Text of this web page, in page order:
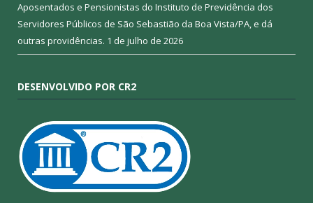
Aposentados e Pensionistas do Instituto de Previdência dos
Servidores Públicos de São Sebastião da Boa Vista/PA, e dá
outras providências. 1 de julho de 2026
DESENVOLVIDO POR CR2